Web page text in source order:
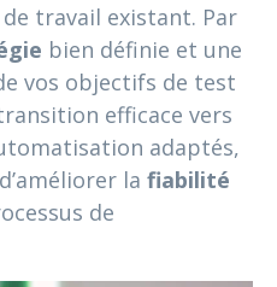
travail existant. Par
bien définie et une
vos objectifs de test
efficace vers
adaptés,
la fiabilité
de